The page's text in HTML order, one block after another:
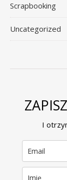
Scrapbooking
Uncategorized
I